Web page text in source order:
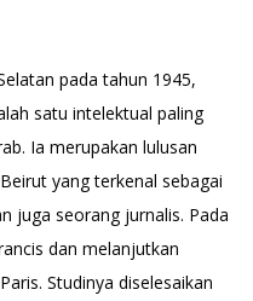
pada tahun 1945,
satu intelektual paling
Ia merupakan lulusan
yang terkenal sebagai
juga seorang jurnalis. Pada
dan melanjutkan
Studinya diselesaikan